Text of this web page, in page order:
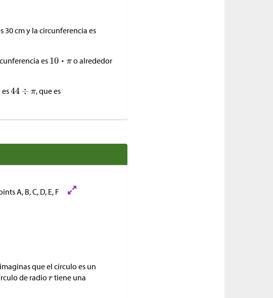
30 cm y la circunferencia es
es
o alrededor
, que es
que el círculo es un
de radio
tiene una